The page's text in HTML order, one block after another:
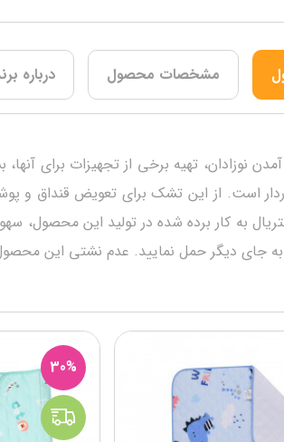
مشخصات محصول درباره
آمدن نوزادان، تهیه برخی از تجهیزات
است. از این تشک برای تعویض قنداق و
به کار برده شده در تولید این محصول،
به جای دیگر حمل نمایید. عدم نشتی این
30%